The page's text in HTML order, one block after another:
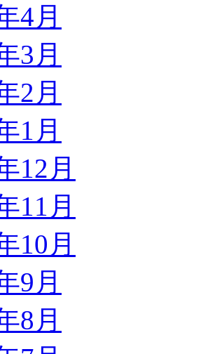
4月
3月
2月
1月
12月
11月
10月
9月
8月